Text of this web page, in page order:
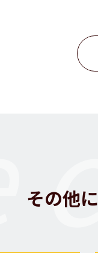
その他